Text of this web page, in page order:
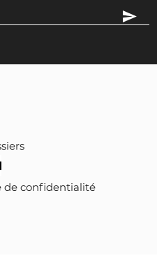
de confidentialité